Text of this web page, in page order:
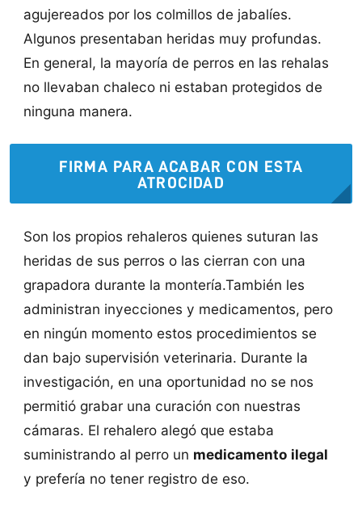
agujereados por los colmillos de jabalíes.
Algunos presentaban heridas muy profundas.
En general, la mayoría de perros en las rehalas
no llevaban chaleco ni estaban protegidos de
ninguna manera.
FIRMA PARA ACABAR CON ESTA
ATROCIDAD
Son los propios rehaleros quienes suturan las
heridas de sus perros o las cierran con una
grapadora durante la montería.También les
administran inyecciones y medicamentos, pero
en ningún momento estos procedimientos se
dan bajo supervisión veterinaria. Durante la
investigación, en una oportunidad no se nos
permitió grabar una curación con nuestras
cámaras. El rehalero alegó que estaba
suministrando al perro un medicamento ilegal
y prefería no tener registro de eso.